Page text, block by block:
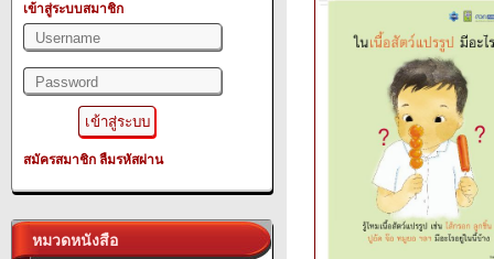
เข้าสู่ระบบสมาชิก
สมัครสมาชิก ลืมรหัสผ่าน
หมวดหนังสือ